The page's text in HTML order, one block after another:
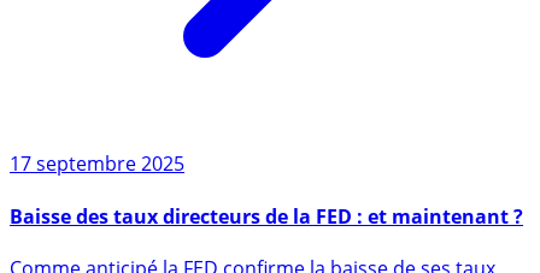
17 septembre 2025
Baisse des taux directeurs de la FED : et maintenant ?